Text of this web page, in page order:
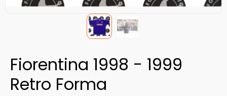
Fiorentina 1998 - 1999
Retro Forma